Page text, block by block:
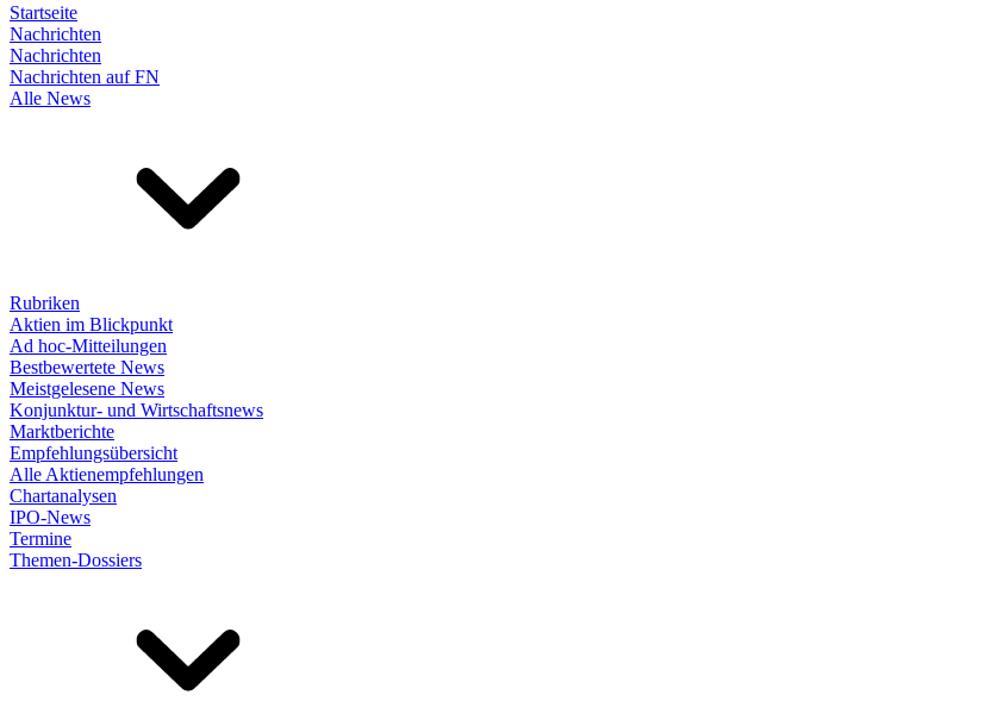
Startseite
Nachrichten
Nachrichten
Nachrichten auf FN
Alle News
Rubriken
Aktien im Blickpunkt
Ad hoc-Mitteilungen
Bestbewertete News
Meistgelesene News
Konjunktur- und Wirtschaftsnews
Marktberichte
Empfehlungsübersicht
Alle Aktienempfehlungen
Chartanalysen
IPO-News
Termine
Themen-Dossiers